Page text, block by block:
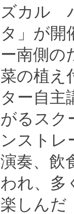
ズカル
タ」が開
ー南側の
菜の植え
ター自主
がるスク
ンストレ
演奏、飲
われ、多
楽し